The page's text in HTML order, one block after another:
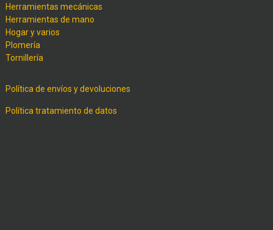
Herramientas mecánicas
Herramientas de mano
Hogar y varios
Plomería
Tornillería
Política de envíos y devoluciones
Política tratamiento de datos